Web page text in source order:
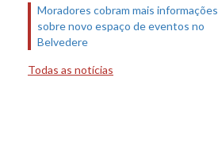
Moradores cobram mais informações
sobre novo espaço de eventos no
Belvedere
Todas as notícias